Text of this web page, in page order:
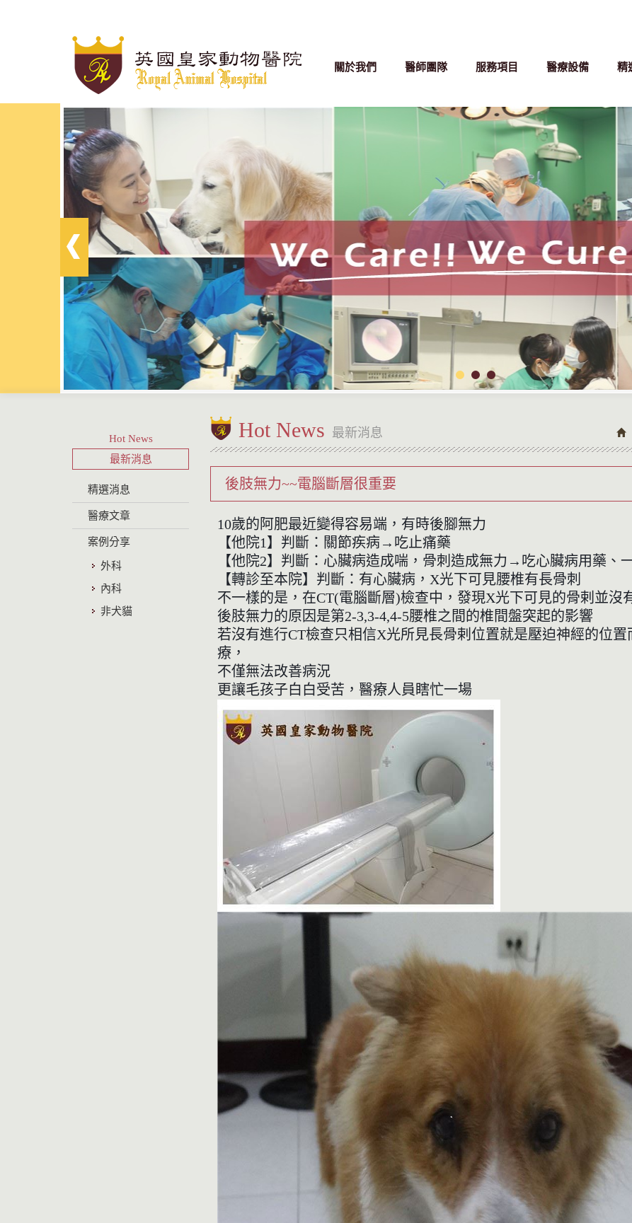
關於我們 醫師團隊 服務項目 醫療設備 精
Hot News
最新消息
精選消息
醫療文章
案例分享
外科
內科
非犬貓
Hot News 最新消息
後肢無力~~電腦斷層很重要
10歲的阿肥最近變得容易端，有時後腳無力
【他院1】判斷：關節疾病→吃止痛藥
【他院2】判斷：心臟病造成喘，骨刺造成無力→吃心臟病用藥、
【轉診至本院】判斷：有心臟病，X光下可見腰椎有長骨刺
不一樣的是，在CT(電腦斷層)檢查中，發現X光下可見的骨剌並沒
後肢無力的原因是第2-3,3-4,4-5腰椎之間的椎間盤突起的影響
若沒有進行CT檢查只相信X光所見長骨剌位置就是壓迫神經的位置
療，
不僅無法改善病況
更讓毛孩子白白受苦，醫療人員瞎忙一場